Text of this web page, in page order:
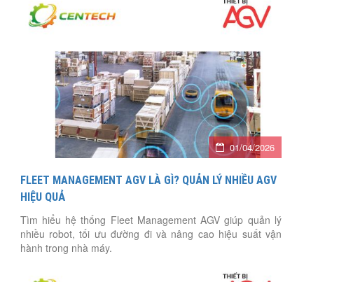
01/04/2026
FLEET MANAGEMENT AGV LÀ GÌ? QUẢN LÝ NHIỀU AGV
HIỆU QUẢ
Tìm hiểu hệ thống Fleet Management AGV giúp quản lý
nhiều robot, tối ưu đường đi và nâng cao hiệu suất vận
hành trong nhà máy.